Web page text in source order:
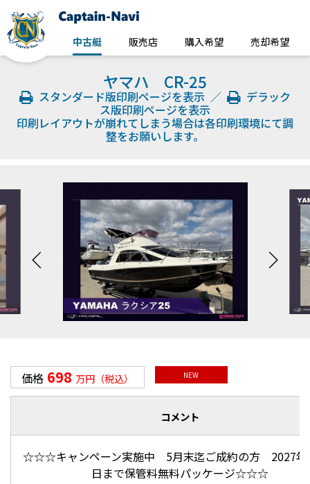
中古艇 販売店 購入希望 売却希望
ヤマハ CR-25
スタンダード版印刷ページを表示 ／
デラック
ス版印刷ページを表示
印刷レイアウトが崩れてしまう場合は各印刷環境にて調
整をお願いします。
価格 698 万円（税込） NEW
コメント
☆☆☆キャンペーン実施中 5月末迄ご成約の方 2027年
日まで保管料無料パッケージ☆☆☆